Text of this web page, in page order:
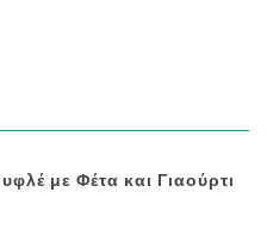
με Φέτα και Γιαούρτι